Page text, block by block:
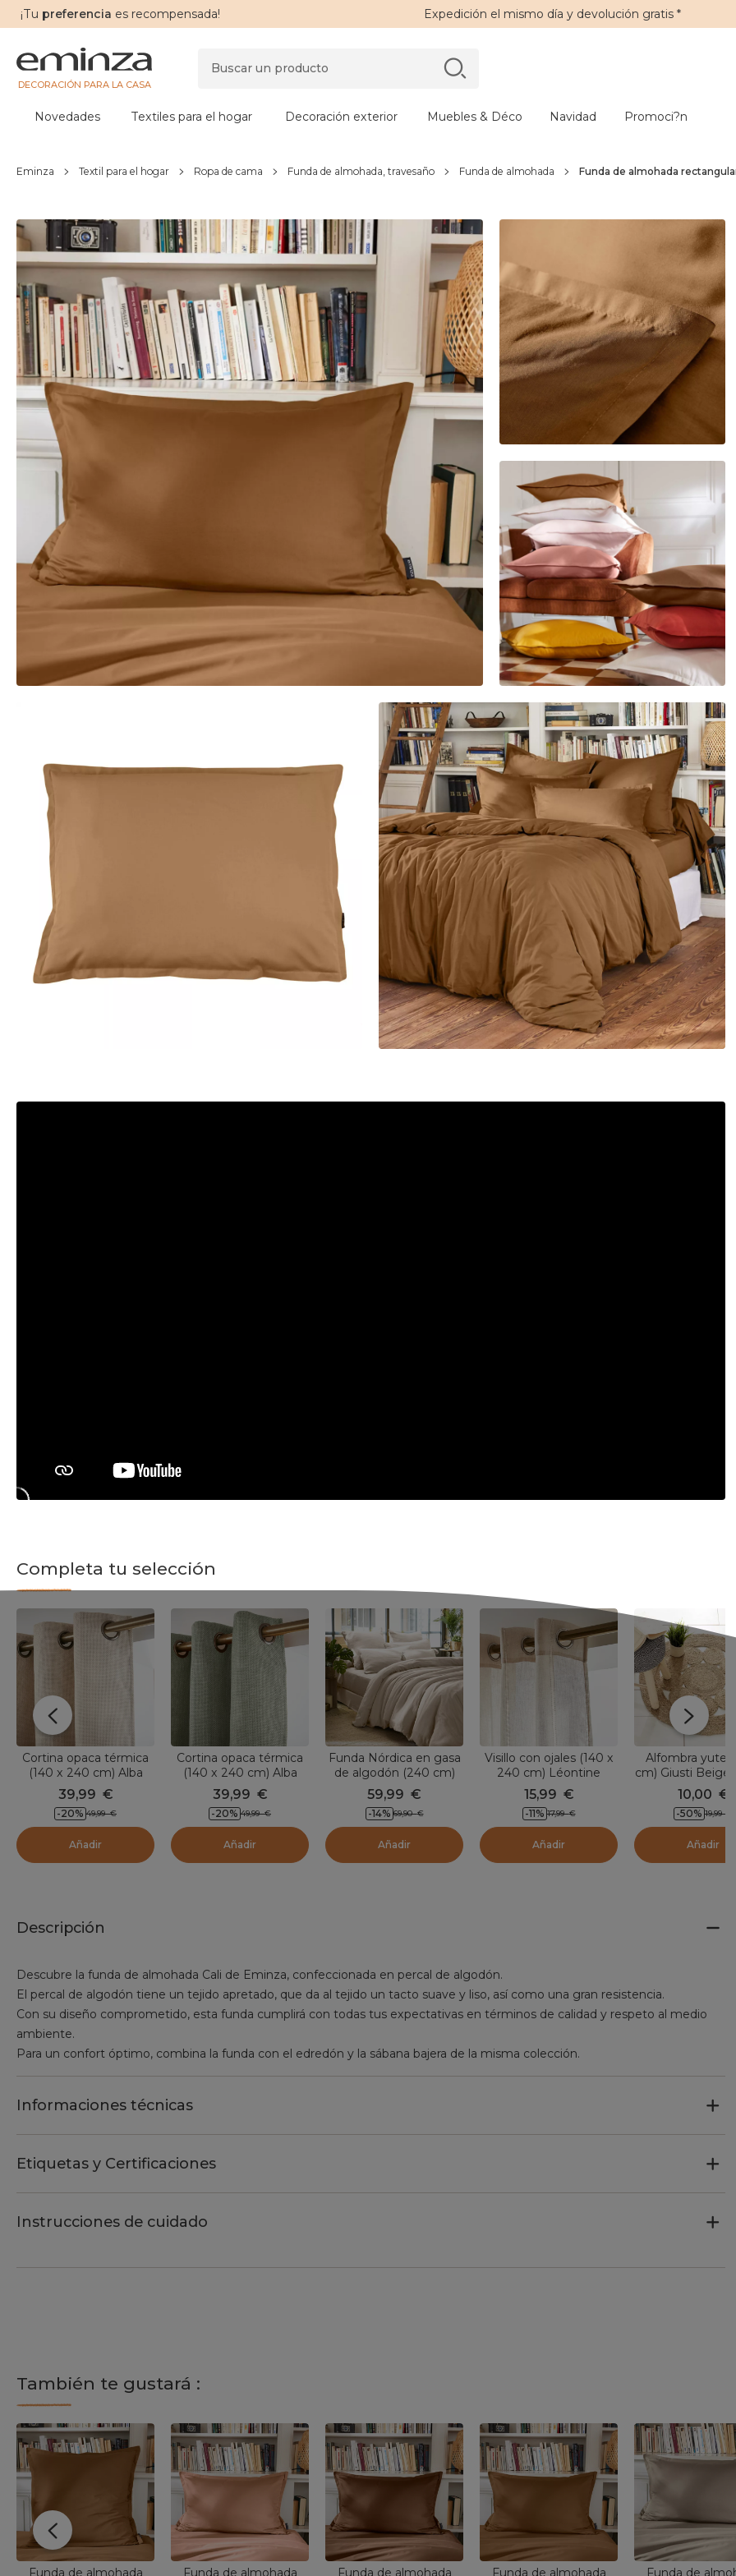
¡Tu preferencia es recompensada! Expedición el mismo día y devolución gratis*
DECORACIÓN PARA LA CASA
Novedades Textiles para el hogar Decoración exterior Muebles & Déco Navidad Promoci?n
Eminza Textil para el hogar Ropa de cama Funda de almohada, travesaño Funda de almohada Funda de almohada
Completa tu selección
Cortina opaca térmica
(140 x 240 cm) Alba
Beige gris
39,99 €
-20% 49,99 €
Añadir
Cortina opaca térmica
(140 x 240 cm) Alba
Verde romero
39,99 €
-20% 49,99 €
Añadir
Funda Nórdica en gasa
de algodón (240 cm)
Gaïa Beige pampa
59,99 €
-14% 69,90 €
Añadir
Visillo con ojales (140 x
240 cm) Léontine
Beige
15,99 €
-11% 17,99 €
Añadir
Alfombra yute
cm) Giusti Beige
10,00 €
-50% 19,99
Añadir
Descripción
Descubre la funda de almohada Cali de Eminza, confeccionada en percal de algodón.
El percal de algodón tiene un tejido apretado, que da al tejido un tacto suave y liso, así como una gran resistencia.
Con su diseño comprometido, esta funda cumplirá con todas tus expectativas en términos de calidad y respeto al medio
ambiente.
Para un confort óptimo, combina la funda con el edredón y la sábana bajera de la misma colección.
Informaciones técnicas
Etiquetas y Certificaciones
Instrucciones de cuidado
También te gustará :
Funda de almohada
Funda de almohada
Funda de almohada
Funda de almohada
Funda de